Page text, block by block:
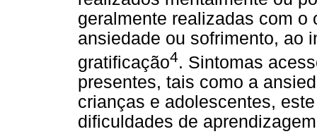
geralmente realizadas com o
ansiedade ou sofrimento, ao
gratificação4. Sintomas
presentes, tais como a
crianças e adolescentes,
dificuldades de